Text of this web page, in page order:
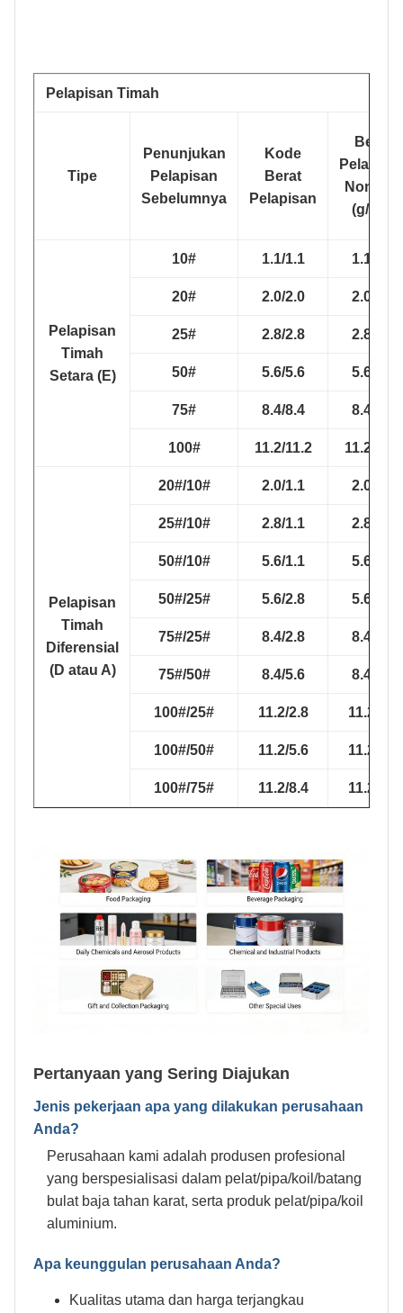
Pelapisan Timah
Tipe
Penunjukan
Pelapisan
Sebelumnya
Kode
Berat
Pelapisan
Berat
Nominal
(g/m2)
Pelapisan
Timah
Setara (E)
10# 1.1/1.1 1.1/1.1
20# 2.0/2.0 2.0/2.0
25# 2.8/2.8 2.8/2.8
50# 5.6/5.6 5.6/5.6
75# 8.4/8.4 8.4/8.4
100# 11.2/11.2 11.2/11.2
Pelapisan
Timah
Diferensial
(D atau A)
20#/10# 2.0/1.1 2.0/1.1
25#/10# 2.8/1.1 2.8/1.1
50#/10# 5.6/1.1 5.6/1.1
50#/25# 5.6/2.8 5.6/2.8
75#/25# 8.4/2.8 8.4/2.8
75#/50# 8.4/5.6 8.4/5.6
100#/25# 11.2/2.8 11.2/2.8
100#/50# 11.2/5.6 11.2/5.6
100#/75# 11.2/8.4 11.2/8.4
Pertanyaan yang Sering Diajukan
Jenis pekerjaan apa yang dilakukan perusahaan
Anda?
Perusahaan kami adalah produsen profesional
yang berspesialisasi dalam pelat/pipa/koil/batang
bulat baja tahan karat, serta produk pelat/pipa/koil
aluminium.
Apa keunggulan perusahaan Anda?
Kualitas utama dan harga terjangkau